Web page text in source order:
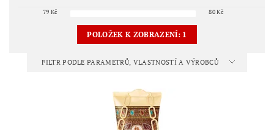
79 Kč 80Kč
POLOŽEK K ZOBRAZENÍ: 1
FILTR PODLE PARAMETRŮ, VLASTNOSTÍ A VÝROBCŮ